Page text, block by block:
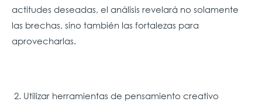
actitudes deseadas, el análisis revelará no solamente
las brechas, sino también las fortalezas para
aprovecharlas.
2. Utilizar herramientas de pensamiento creativo